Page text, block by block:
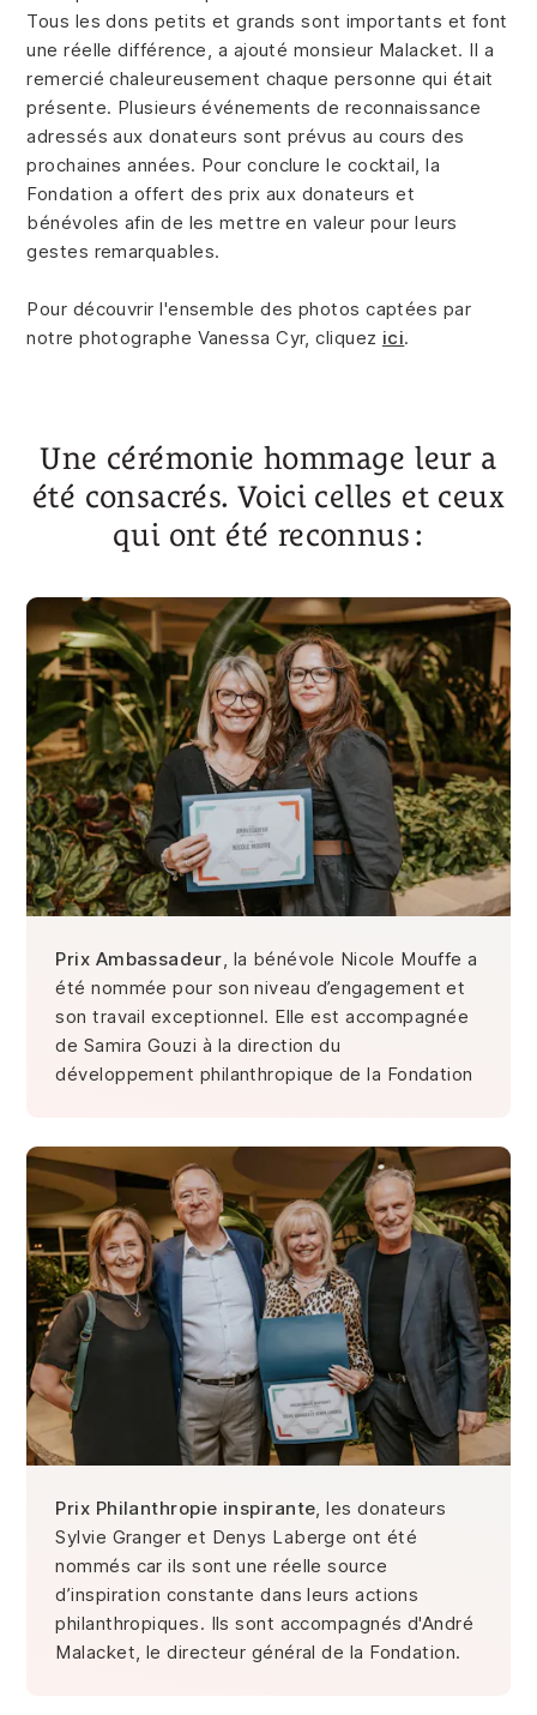
Tous les dons petits et grands sont importants et font
une réelle différence, a ajouté monsieur Malacket. Il a
remercié chaleureusement chaque personne qui était
présente. Plusieurs événements de reconnaissance
adressés aux donateurs sont prévus au cours des
prochaines années. Pour conclure le cocktail, la
Fondation a offert des prix aux donateurs et
bénévoles afin de les mettre en valeur pour leurs
gestes remarquables.
Pour découvrir l'ensemble des photos captées par
notre photographe Vanessa Cyr, cliquez ici.
Une cérémonie hommage leur a
été consacrés. Voici celles et ceux
qui ont été reconnus :
Prix Ambassadeur, la bénévole Nicole Mouffe a
été nommée pour son niveau d’engagement et
son travail exceptionnel. Elle est accompagnée
de Samira Gouzi à la direction du
développement philanthropique de la Fondation
Prix Philanthropie inspirante, les donateurs
Sylvie Granger et Denys Laberge ont été
nommés car ils sont une réelle source
d’inspiration constante dans leurs actions
philanthropiques. Ils sont accompagnés d'André
Malacket, le directeur général de la Fondation.